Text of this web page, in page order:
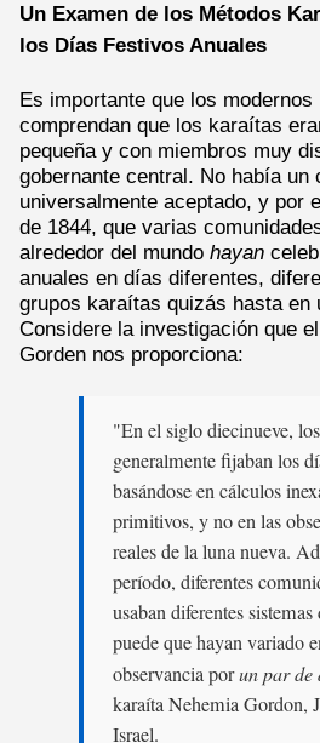
Un Examen de los Métodos
los Días Festivos Anuales
Es importante que los modernos
comprendan que los karaítas
pequeña y con miembros muy
gobernante central. No había un
universalmente aceptado, y por
de 1844, que varias
alrededor del mundo hayan
anuales en días diferentes,
grupos karaítas quizás hasta en
Considere la investigación que
Gorden nos proporciona:
"En el siglo diecinueve,
generalmente fijaban los
basándose en cálculos
primitivos, y no en las
reales de la luna nueva.
período, diferentes
usaban diferentes
puede que hayan variado
observancia porun par de
karaíta Nehemia Gordon,
Israel.